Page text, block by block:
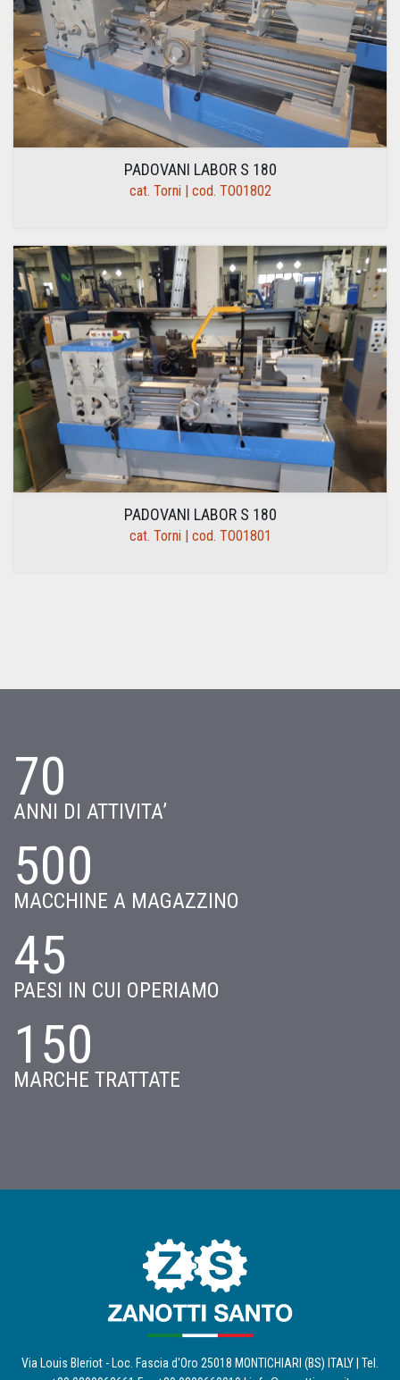
PADOVANI LABOR S 180
cat. Torni | cod. TO01802
PADOVANI LABOR S 180
cat. Torni | cod. TO01801
70
ANNI DI ATTIVITA’
500
MACCHINE A MAGAZZINO
45
PAESI IN CUI OPERIAMO
150
MARCHE TRATTATE
Via Louis Bleriot - Loc. Fascia d'Oro 25018 MONTICHIARI (BS) ITALY | Tel.